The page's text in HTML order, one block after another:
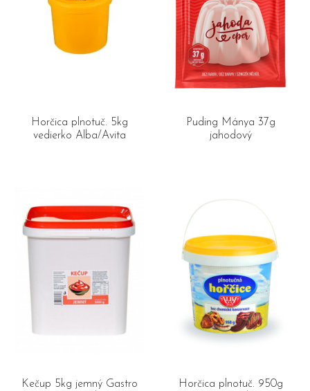
Horčica plnotuč. 5kg
vedierko Alba/Avita
Puding Mánya 37g
jahodový
Kečup 5kg jemný Gastro
Horčica plnotuč. 950g